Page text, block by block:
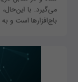
می‌گیرد. با
باج‌افزارها است و